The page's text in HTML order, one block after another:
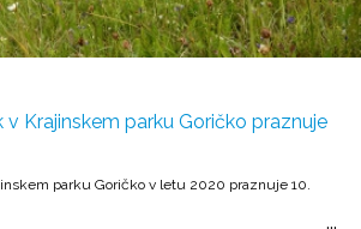
v Krajinskem parku Goričko praznuje
parku Goričko v letu 2020 praznuje 10.